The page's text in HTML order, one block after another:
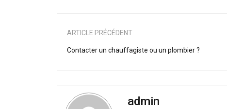
ARTICLE PRÉCÉDENT
Contacter un chauffagiste ou un plombier ?
admin